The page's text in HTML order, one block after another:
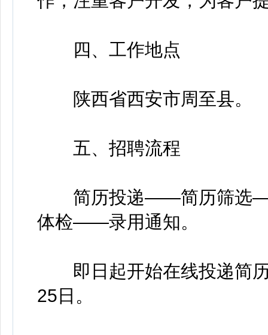
四、工作地点
陕西省西安市周至县。
五、招聘流程
简历投递——简历筛选
体检——录用通知。
即日起开始在线投递简历
25日。